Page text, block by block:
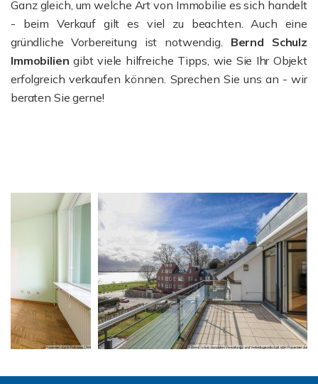
Ganz gleich, um welche Art von Immobilie es sich handelt
- beim Verkauf gilt es viel zu beachten. Auch eine
gründliche Vorbereitung ist notwendig. Bernd Schulz
Immobilien gibt viele hilfreiche Tipps, wie Sie Ihr Objekt
erfolgreich verkaufen können. Sprechen Sie uns an - wir
beraten Sie gerne!